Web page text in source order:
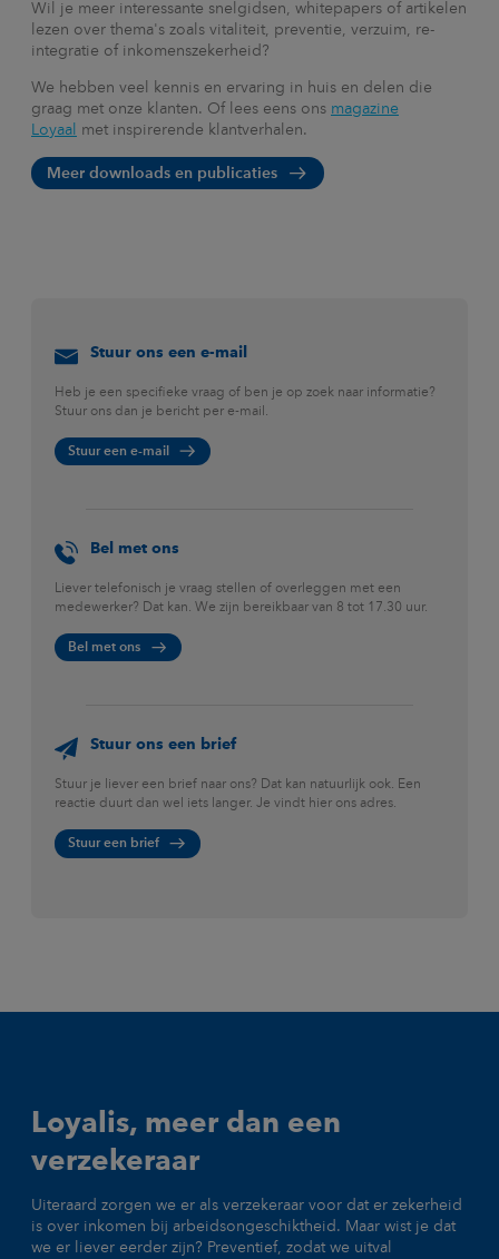
Wil je meer interessante snelgidsen, whitepapers of artikelen
lezen over thema's zoals vitaliteit, preventie, verzuim, re-
integratie of inkomenszekerheid?
We hebben veel kennis en ervaring in huis en delen die
graag met onze klanten. Of lees eens ons magazine
Loyaal
met inspirerende klantverhalen.
Meer downloads en publicaties
Stuur ons een e-mail
Heb je een specifieke vraag of ben je op zoek naar informatie?
Stuur ons dan je bericht per e-mail.
Stuur een e-mail
Bel met ons
Liever telefonisch je vraag stellen of overleggen met een
medewerker? Dat kan. We zijn bereikbaar van 8 tot 17.30 uur.
Bel met ons
Stuur ons een brief
Stuur je liever een brief naar ons? Dat kan natuurlijk ook. Een
reactie duurt dan wel iets langer. Je vindt hier ons adres.
Stuur een brief
Loyalis, meer dan een
verzekeraar
Uiteraard zorgen we er als verzekeraar voor dat er zekerheid
is over inkomen bij arbeidsongeschiktheid. Maar wist je dat
we er liever eerder zijn? Preventief, zodat we uitval